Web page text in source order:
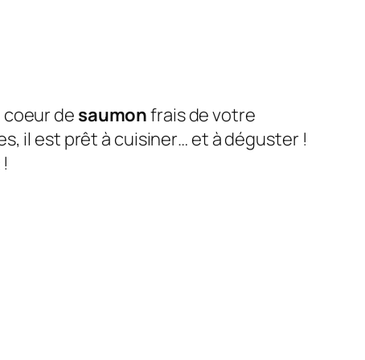
coeur de saumonfrais de votre
il est prêt à cuisiner… et à déguster !